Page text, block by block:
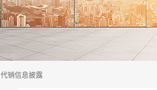
代销信息披露